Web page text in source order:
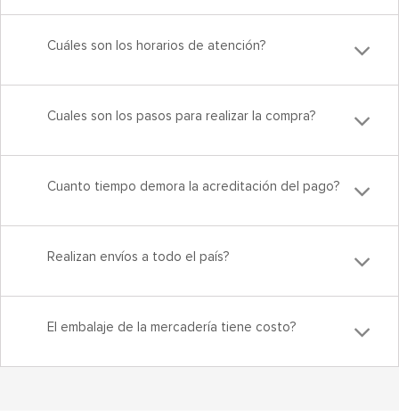
Cuáles son los horarios de atención?
Cuales son los pasos para realizar la compra?
Cuanto tiempo demora la acreditación del pago?
Realizan envíos a todo el país?
El embalaje de la mercadería tiene costo?